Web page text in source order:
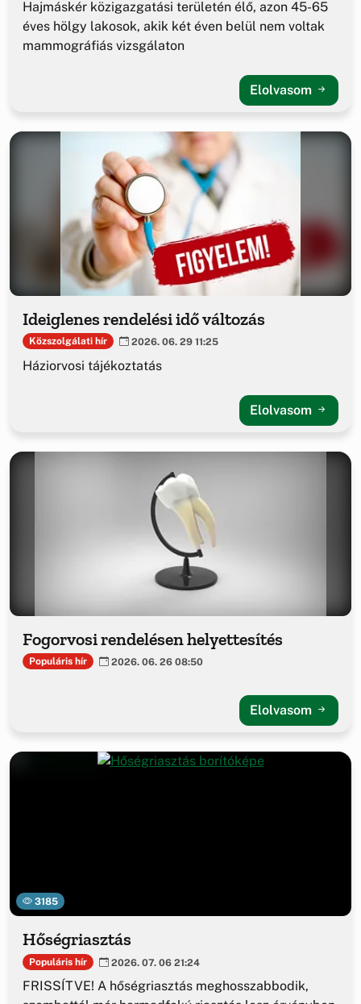
Hajmáskér közigazgatási területén élő, azon 45-65
éves hölgy lakosok, akik két éven belül nem voltak
mammográfiás vizsgálaton
Elolvasom
Ideiglenes rendelési idő változás
Közszolgálati hír 2026. 06. 29 11:25
Háziorvosi tájékoztatás
Elolvasom
Fogorvosi rendelésen helyettesítés
Populáris hír 2026. 06. 26 08:50
Elolvasom
3185
Hőségriasztás
Populáris hír 2026. 07. 06 21:24
FRISSÍTVE! A hőségriasztás meghosszabbodik,